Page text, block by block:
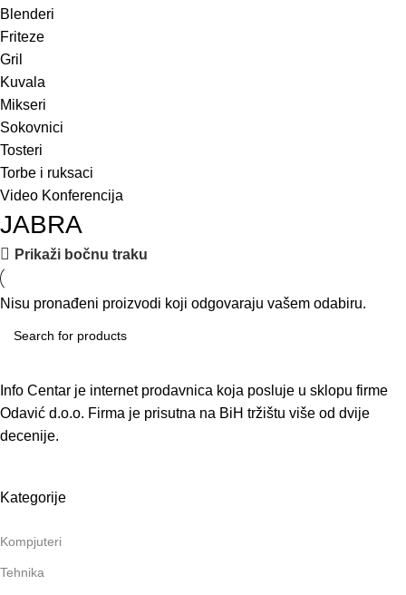
Blenderi
Friteze
Gril
Kuvala
Mikseri
Sokovnici
Tosteri
Torbe i ruksaci
Video Konferencija
JABRA
Prikaži bočnu traku
Nisu pronađeni proizvodi koji odgovaraju vašem odabiru.
Info Centar je internet prodavnica koja posluje u sklopu firme
Odavić d.o.o. Firma je prisutna na BiH tržištu više od dvije
decenije.
Kategorije
Kompjuteri
Tehnika